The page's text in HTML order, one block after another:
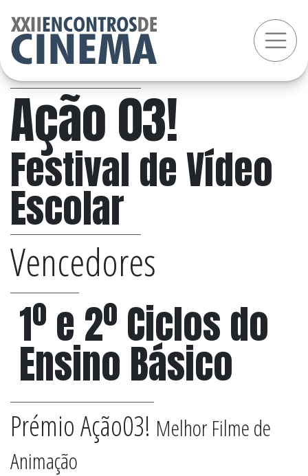
Ação 03!
Festival de Vídeo
Escolar
Vencedores
1º e 2º Ciclos do
Ensino Básico
Prémio Ação03! Melhor Filme de
Animação